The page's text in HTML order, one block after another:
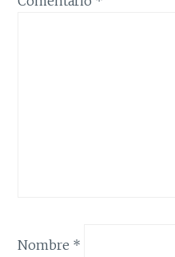
Nombre *